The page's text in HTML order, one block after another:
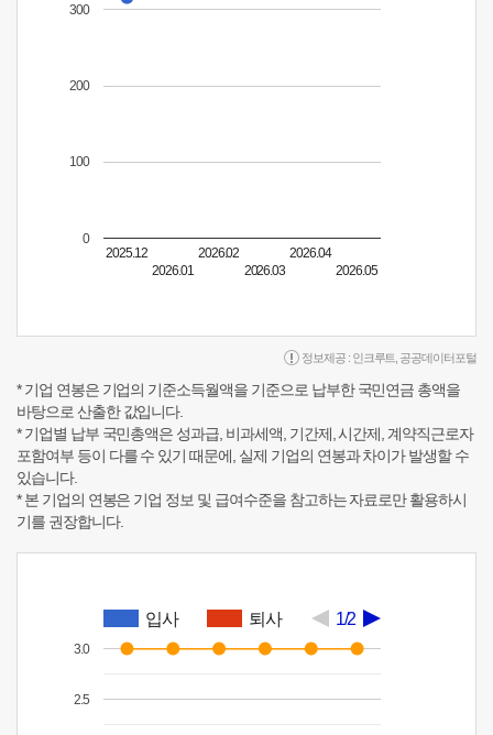
2025.12
2026.01
2026.02
2026.03
2026.04
2026.05
0
100
200
300
정보제공 : 인크루트 공공데이터포털
* 기업 연봉은 기업의 기준소득월액을 기준으로 납부한 국민연금 총액을
바탕으로 산출한 값입니다.
* 기업별 납부 국민총액은 성과급, 비과세액, 기간제, 시간제, 계약직근로자
포함여부 등이 다를 수 있기 때문에, 실제 기업의 연봉과 차이가 발생할 수
있습니다.
* 본 기업의 연봉은 기업 정보 및 급여수준을 참고하는 자료로만 활용하시
기를 권장합니다.
입사 퇴사 1/2
2.5
3.0